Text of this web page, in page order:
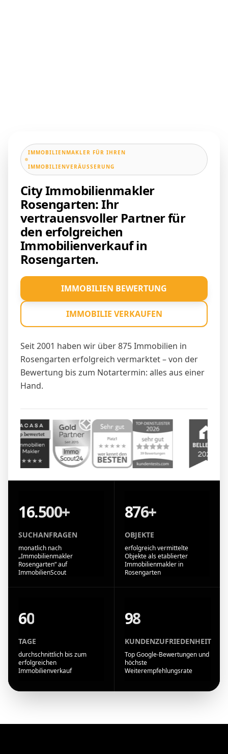
IMMOBILIENMAKLER FÜR IHREN
IMMOBILIENVERÄUSSERUNG
City Immobilienmakler
Rosengarten: Ihr
vertrauensvoller Partner für
den erfolgreichen
Immobilienverkauf in
Rosengarten.
Seit 2001 haben wir über 875 Immobilien in
Rosengarten erfolgreich vermarktet – von der
Bewertung bis zum Notartermin: alles aus einer
Hand.
IMMOBILIEN BEWERTUNG
IMMOBILIE VERKAUFEN
16.500+
SUCHANFRAGEN
monatlich nach
„Immobilienmakler
Rosengarten“ auf
ImmobilienScout
876+
OBJEKTE
erfolgreich vermittelte
Objekte als etablierter
Immobilienmakler in
Rosengarten
60
TAGE
durchschnittlich bis zum
erfolgreichen
Immobilienverkauf
98
KUNDENZUFRIEDENHEIT
Top Google-Bewertungen und
höchste
Weiterempfehlungsrate